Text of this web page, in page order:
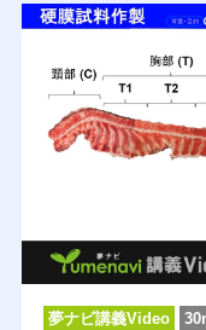
夢ナビ講義Video